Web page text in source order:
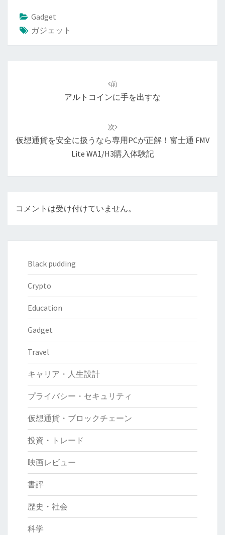
Gadget
ガジェット
シ
前
アルトコインに手を出すな
次
仮想通貨を安全に扱うなら専用PCが正解！富士通 FMV
Lite WA1/H3購入体験記
コメントは受け付けていません。
Black pudding
Crypto
Education
Gadget
Travel
キャリア・人生設計
プライバシー・セキュリティ
仮想通貨・ブロックチェーン
投資・トレード
映画レビュー
書評
歴史・社会
科学